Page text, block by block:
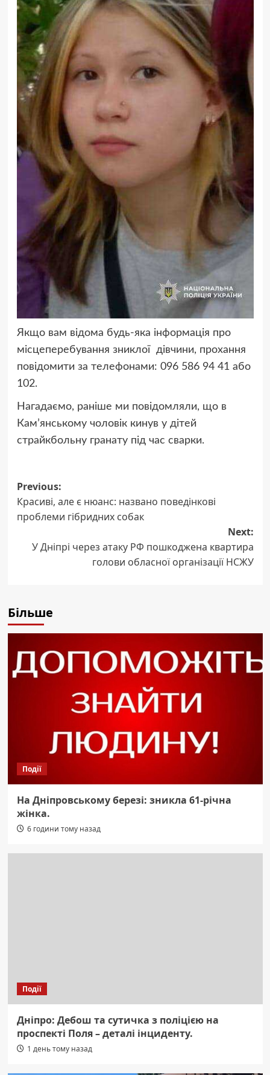
Якщо вам відома будь-яка інформація про
місцеперебування зниклої дівчини, прохання
повідомити за телефонами: 096 586 94 41 або
102.
Нагадаємо, раніше ми повідомляли, що в
Кам’янському чоловік кинув у дітей
страйкбольну гранату під час сварки.
Post
navigation
Previous:
Красиві, але є нюанс: названо поведінкові
проблеми гібридних собак
Next:
У Дніпрі через атаку РФ пошкоджена квартира
голови обласної організації НСЖУ
Більше
Події
На Дніпровському березі: зникла 61-річна
жінка.
6 години тому назад
Події
Дніпро: Дебош та сутичка з поліцією на
проспекті Поля – деталі інциденту.
1 день тому назад